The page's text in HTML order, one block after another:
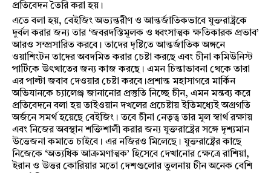
প্রতিবেদন তৈরি করা হয়।
এতে বলা হয়, বেইজিং অভ্যন্তরীণ ও আন্তর্জাতিকভাবে যুক্তরাষ্ট্রকে
দুর্বল করার জন্য তার ‘জবরদস্তিমূলক ও ধ্বংসাত্মক ক্ষতিকারক প্রভাব’
আরও সম্প্রসারিত করবে। তাদের দৃষ্টিতে আন্তর্জাতিক অঙ্গনে
ওয়াশিংটন তাদের অবদমিত করার চেষ্টা করছে এবং চীনা কমিউনিস্ট
পার্টিকে উৎখাতের জন্য কাজ করছে। এমন চিন্তাভাবনা থেকে তারা
এর পাল্টা জবাব দেওয়ার চেষ্টা করবে।প্রশান্ত মহাসাগরে মার্কিন
অভিযানকে চ্যালেঞ্জ জানানোর প্রস্তুতি নিচ্ছে চীন, এমন মন্তব্য করে
প্রতিবেদনে বলা হয় তাইওয়ান দখলের প্রচেষ্টায় ইতিমধ্যেই অগ্রগতি
অর্জনে সমর্থ হয়েছে বেইজিং। তবে চীনা নেতৃত্ব তার মূল স্বার্থ রক্ষায়
এবং নিজের অবস্থান শক্তিশালী করার জন্য যুক্তরাষ্ট্রের সঙ্গে দৃশ্যমান
উত্তেজনা কমাতে চাইবে। এর নজিরও মিলেছে। যুক্তরাষ্ট্রের কাছে
নিজেকে ‘অত্যধিক আক্রমণাত্মক’ হিসেবে দেখানোর ক্ষেত্রে রাশিয়া,
ইরান ও উত্তর কোরিয়ার মতো দেশগুলোর তুলনায় চীন অনেক বেশি